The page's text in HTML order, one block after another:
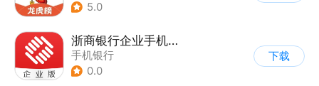
5.0
浙商银行企业手机银行
手机银行
0.0
下载